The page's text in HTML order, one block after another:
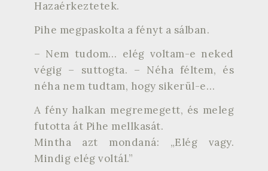
Hazaérkeztetek.
Pihe megpaskolta a fényt a sálban.
– Nem tudom… elég voltam-e neked
végig – suttogta. – Néha féltem, és
néha nem tudtam, hogy sikerül-e…
A fény halkan megremegett, és meleg
futotta át Pihe mellkasát.
Mintha azt mondaná: „Elég vagy.
Mindig elég voltál.”